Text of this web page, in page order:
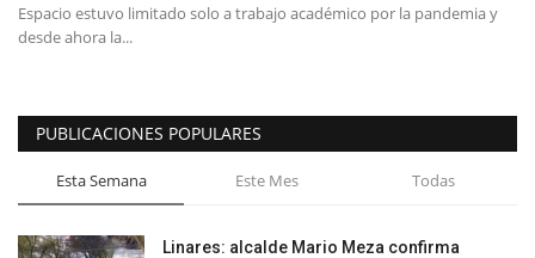
Espacio estuvo limitado solo a trabajo académico por la pandemia y
desde ahora la...
PUBLICACIONES POPULARES
Esta Semana Este Mes Todas
Linares: alcalde Mario Meza confirma